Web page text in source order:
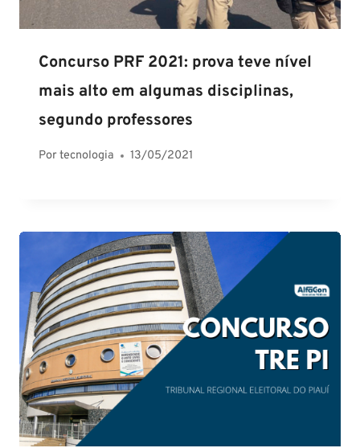
Concurso PRF 2021: prova teve nível
mais alto em algumas disciplinas,
segundo professores
Portecnologia 13/05/2021